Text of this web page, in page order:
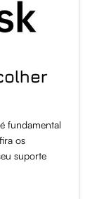
fundamental
os
suporte